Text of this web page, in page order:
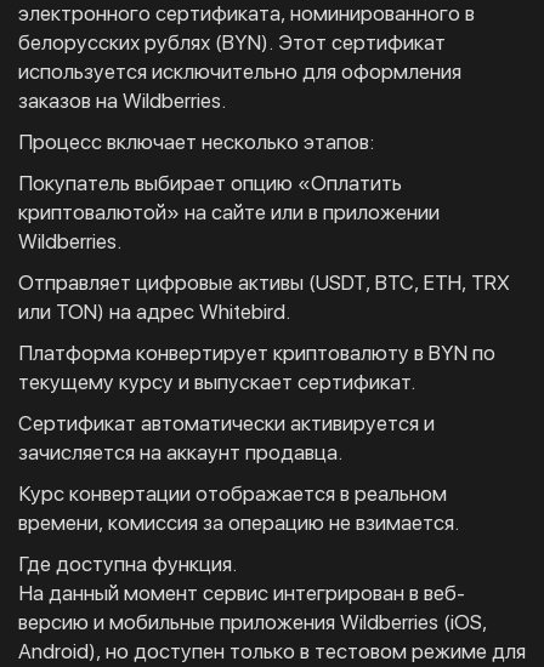
электронного сертификата, номинированного в
белорусских рублях (BYN). Этот сертификат
используется исключительно для оформления
заказов на Wildberries.
Процесс включает несколько этапов:
Покупатель выбирает опцию «Оплатить
криптовалютой» на сайте или в приложении
Wildberries.
Отправляет цифровые активы (USDT, BTC, ETH, TRX
или TON) на адрес Whitebird.
Платформа конвертирует криптовалюту в BYN по
текущему курсу и выпускает сертификат.
Сертификат автоматически активируется и
зачисляется на аккаунт продавца.
Курс конвертации отображается в реальном
времени, комиссия за операцию не взимается.
Где доступна функция.
На данный момент сервис интегрирован в веб-
версию и мобильные приложения Wildberries (iOS,
Android), но доступен только в тестовом режиме для